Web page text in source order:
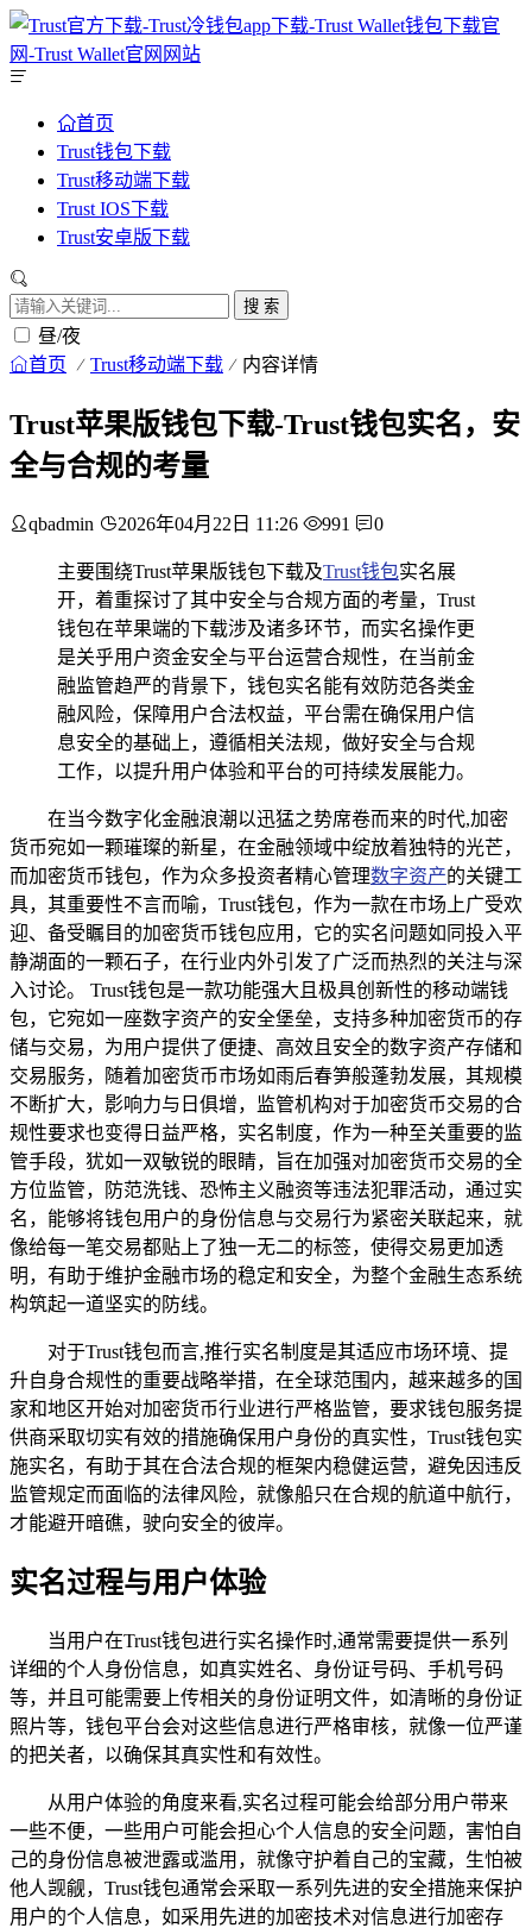
首页
Trust钱包下载
Trust移动端下载
Trust IOS下载
Trust安卓版下载
搜 索
昼/夜
首页 Trust移动端下载 内容详情
Trust苹果版钱包下载-Trust钱包实名，安
全与合规的考量
qbadmin 2026年04月22日 11:26 991 0
主要围绕Trust苹果版钱包下载及Trust钱包实名展
开，着重探讨了其中安全与合规方面的考量，Trust
钱包在苹果端的下载涉及诸多环节，而实名操作更
是关乎用户资金安全与平台运营合规性，在当前金
融监管趋严的背景下，钱包实名能有效防范各类金
融风险，保障用户合法权益，平台需在确保用户信
息安全的基础上，遵循相关法规，做好安全与合规
工作，以提升用户体验和平台的可持续发展能力。
在当今数字化金融浪潮以迅猛之势席卷而来的时代,加密
货币宛如一颗璀璨的新星，在金融领域中绽放着独特的光芒，
而加密货币钱包，作为众多投资者精心管理数字资产的关键工
具，其重要性不言而喻，Trust钱包，作为一款在市场上广受欢
迎、备受瞩目的加密货币钱包应用，它的实名问题如同投入平
静湖面的一颗石子，在行业内外引发了广泛而热烈的关注与深
入讨论。 Trust钱包是一款功能强大且极具创新性的移动端钱
包，它宛如一座数字资产的安全堡垒，支持多种加密货币的存
储与交易，为用户提供了便捷、高效且安全的数字资产存储和
交易服务，随着加密货币市场如雨后春笋般蓬勃发展，其规模
不断扩大，影响力与日俱增，监管机构对于加密货币交易的合
规性要求也变得日益严格，实名制度，作为一种至关重要的监
管手段，犹如一双敏锐的眼睛，旨在加强对加密货币交易的全
方位监管，防范洗钱、恐怖主义融资等违法犯罪活动，通过实
名，能够将钱包用户的身份信息与交易行为紧密关联起来，就
像给每一笔交易都贴上了独一无二的标签，使得交易更加透
明，有助于维护金融市场的稳定和安全，为整个金融生态系统
构筑起一道坚实的防线。
对于Trust钱包而言,推行实名制度是其适应市场环境、提
升自身合规性的重要战略举措，在全球范围内，越来越多的国
家和地区开始对加密货币行业进行严格监管，要求钱包服务提
供商采取切实有效的措施确保用户身份的真实性，Trust钱包实
施实名，有助于其在合法合规的框架内稳健运营，避免因违反
监管规定而面临的法律风险，就像船只在合规的航道中航行，
才能避开暗礁，驶向安全的彼岸。
实名过程与用户体验
当用户在Trust钱包进行实名操作时,通常需要提供一系列
详细的个人身份信息，如真实姓名、身份证号码、手机号码
等，并且可能需要上传相关的身份证明文件，如清晰的身份证
照片等，钱包平台会对这些信息进行严格审核，就像一位严谨
的把关者，以确保其真实性和有效性。
从用户体验的角度来看,实名过程可能会给部分用户带来
一些不便，一些用户可能会担心个人信息的安全问题，害怕自
己的身份信息被泄露或滥用，就像守护着自己的宝藏，生怕被
他人觊觎，Trust钱包通常会采取一系列先进的安全措施来保护
用户的个人信息，如采用先进的加密技术对信息进行加密存